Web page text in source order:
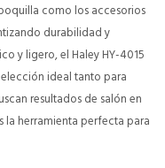
como los accesorios
durabilidad y
y ligero, el Haley HY-4015
ideal tanto para
resultados de salón en
la herramienta perfecta para